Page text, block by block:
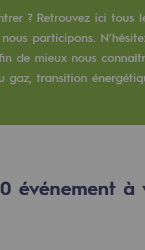
et ouverte
? Retrouvez ici tous
participons.
de mieux nous
gaz, transition
0 événement